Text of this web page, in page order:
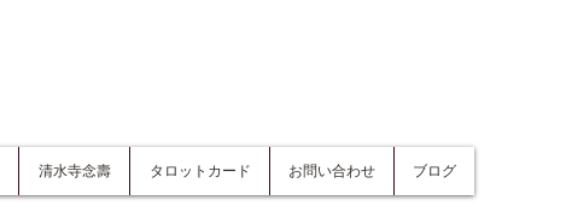
清水寺念壽 タロットカード お問い合わせ ブログ